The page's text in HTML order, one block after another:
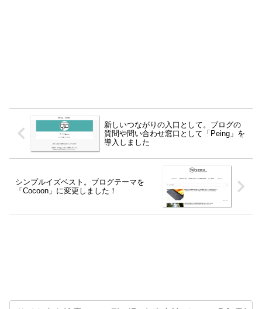
新しいつながりの入口として。ブログの
質問や問い合わせ窓口として「Peing」を
導入しました
シンプルイズベスト。ブログテーマを
「Cocoon」に変更しました！